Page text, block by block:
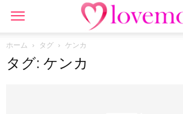
ホーム タグ ケンカ
タグ: ケンカ